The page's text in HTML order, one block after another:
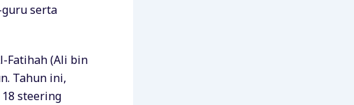
serta
Fatihah (Ali bin
Tahun ini,
steering